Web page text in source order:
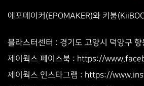
에포메이커(EPOMAKER)와 키붐
블라스터센터 : 경기도 고양시 덕양구
제이웍스 페이스북 : https://
제이웍스 인스타그램 : https://